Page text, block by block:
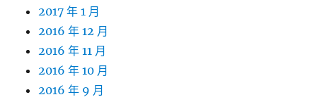
2017 年 1 月
2016 年 12 月
2016 年 11 月
2016 年 10 月
2016 年 9 月